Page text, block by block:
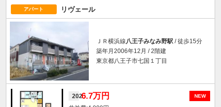
アパート リヴェール
ＪＲ横浜線八王子みなみ野駅 / 徒歩15分
築年月2006年12月 / 2階建
東京都八王子市七国１丁目
NEW
2026.7万円